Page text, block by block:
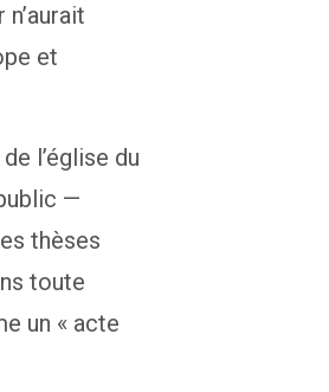
et
l’église du
—
thèses
toute
un « acte